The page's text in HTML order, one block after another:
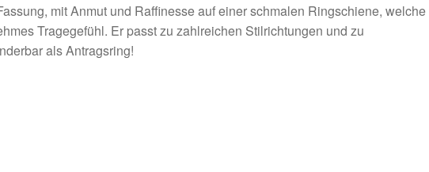
mit Anmut und Raffinesse auf einer schmalen Ringschiene, welche
Tragegefühl. Er passt zu zahlreichen Stilrichtungen und zu
als Antragsring!